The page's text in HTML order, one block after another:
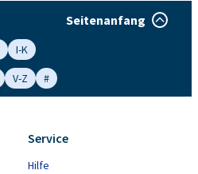
Seitenanfang
I-K
V-Z #
Service
Hilfe